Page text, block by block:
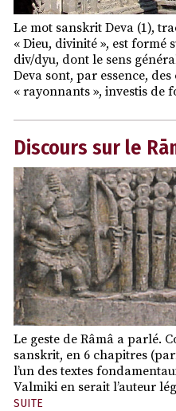
Le mot sanskrit Deva (1),
« Dieu, divinité », est formé
div/dyu, dont le sens
Deva sont, par essence,
« rayonnants », investis de
Discours sur le
Le geste de Râmâ a parlé.
sanskrit, en 6 chapitres
l’un des textes
Valmiki en serait l’auteur
SUITE